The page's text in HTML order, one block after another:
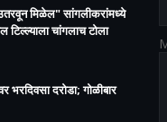
मिळेल" सांगलीकरांमध्ये
टिल्ल्याला चांगलाच टोला
भरदिवसा दरोडा; गोळीबार